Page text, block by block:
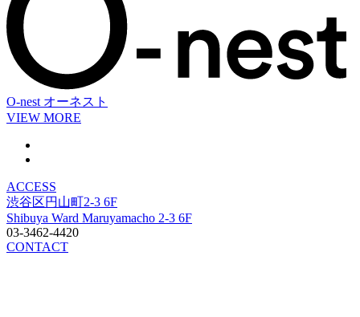
O-nest オーネスト
VIEW MORE
ACCESS
渋谷区円山町2-3 6F
Shibuya Ward Maruyamacho 2-3 6F
03-3462-4420
CONTACT